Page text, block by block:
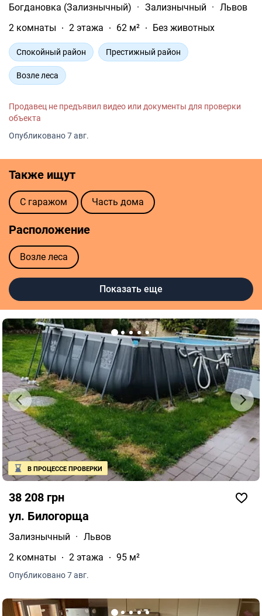
Богдановка (Зализнычный) · Зализнычный · Львов
2 комнаты
2 этажа 62 м² Без животных
Спокойный район Престижный район
Возле леса
Продавец не предъявил видео или документы для проверки
объекта
Опубликовано 7 авг.
Также ищут
С гаражом Часть дома
Расположение
Возле леса
Показать еще
38 208 грн
ул. Билогорща
Зализнычный · Львов
2 комнаты
2 этажа 95 м²
Опубликовано 7 авг.
В ПРОЦЕССЕ ПРОВЕРКИ